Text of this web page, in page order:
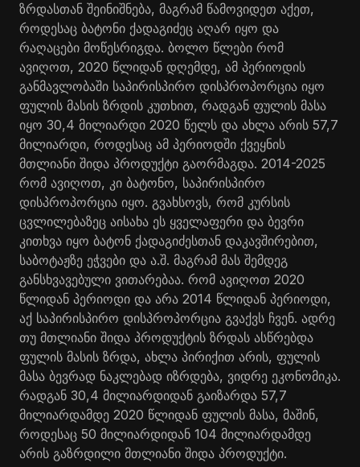
ზრდასთან შეინიშნება, მაგრამ წამოვიდეთ აქეთ,
როდესაც ბატონი ქადაგიძეც აღარ იყო და
რაღაცები მოწესრიგდა. ბოლო წლები რომ
ავიღოთ, 2020 წლიდან დღემდე, ამ პერიოდის
განმავლობაში საპირისპირო დისპროპორცია იყო
ფულის მასის ზრდის კუთხით, რადგან ფულის მასა
იყო 30,4 მილიარდი 2020 წელს და ახლა არის 57,7
მილიარდი, როდესაც ამ პერიოდში ქვეყნის
მთლიანი შიდა პროდუქტი გაორმაგდა. 2014-2025
რომ ავიღოთ, კი ბატონო, საპირისპირო
დისპროპორცია იყო. გვახსოვს, რომ კურსის
ცვლილებაზეც აისახა ეს ყველაფერი და ბევრი
კითხვა იყო ბატონ ქადაგიძესთან დაკავშირებით,
საბოტაჟზე ეჭვები და ა.შ. მაგრამ მას შემდეგ
განსხვავებული ვითარებაა. რომ ავიღოთ 2020
წლიდან პერიოდი და არა 2014 წლიდან პერიოდი,
აქ საპირისპირო დისპროპორცია გვაქვს ჩვენ. ადრე
თუ მთლიანი შიდა პროდუქტის ზრდას ასწრებდა
ფულის მასის ზრდა, ახლა პირიქით არის, ფულის
მასა ბევრად ნაკლებად იზრდება, ვიდრე ეკონომიკა.
რადგან 30,4 მილიარდიდან გაიზარდა 57,7
მილიარდამდე 2020 წლიდან ფულის მასა, მაშინ,
როდესაც 50 მილიარდიდან 104 მილიარდამდე
არის გაზრდილი მთლიანი შიდა პროდუქტი.